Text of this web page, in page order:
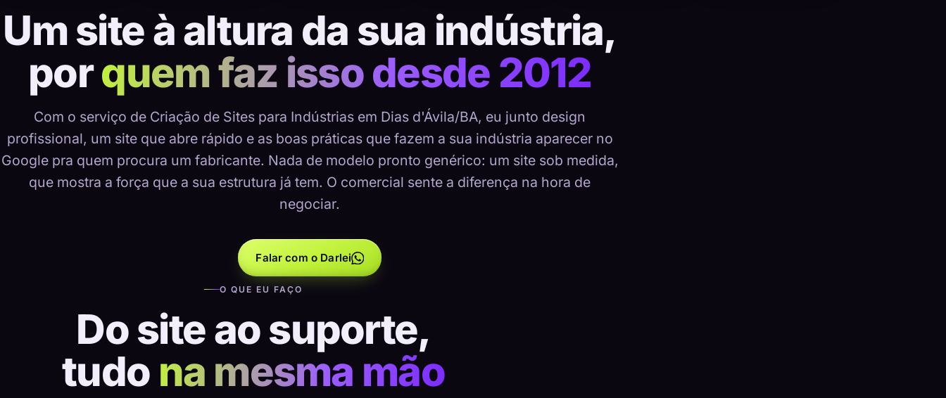
Um site à altura da sua indústria,
porquem faz isso desde 2012
Com o serviço de Criação de Sites para Indústrias em Dias d'Ávila/BA, eu junto design
profissional, um site que abre rápido e as boas práticas que fazem a sua indústria aparecer no
Google pra quem procura um fabricante. Nada de modelo pronto genérico: um site sob medida,
que mostra a força que a sua estrutura já tem. O comercial sente a diferença na hora de
negociar.
Falar com o Darlei
O QUE EU FAÇO
Do site ao suporte,
tudo na mesma mão